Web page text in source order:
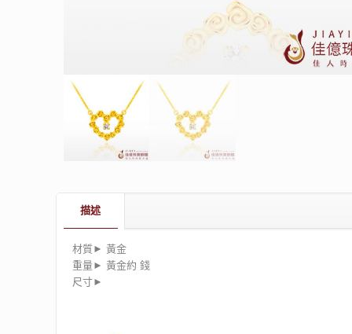
描述
材質► 黃金
重量► 黃金約 錢
尺寸►